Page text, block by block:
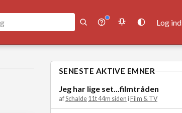
Log ind
SENESTE AKTIVE EMNER
Jeg har lige set...filmtråden
afSchalde 11t 44m siden i Film & TV